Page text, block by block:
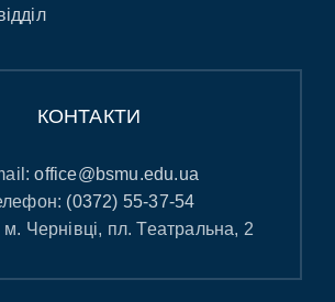
КОНТАКТИ
office@bsmu.edu.ua
(0372) 55-37-54
Чернівці, пл. Театральна, 2